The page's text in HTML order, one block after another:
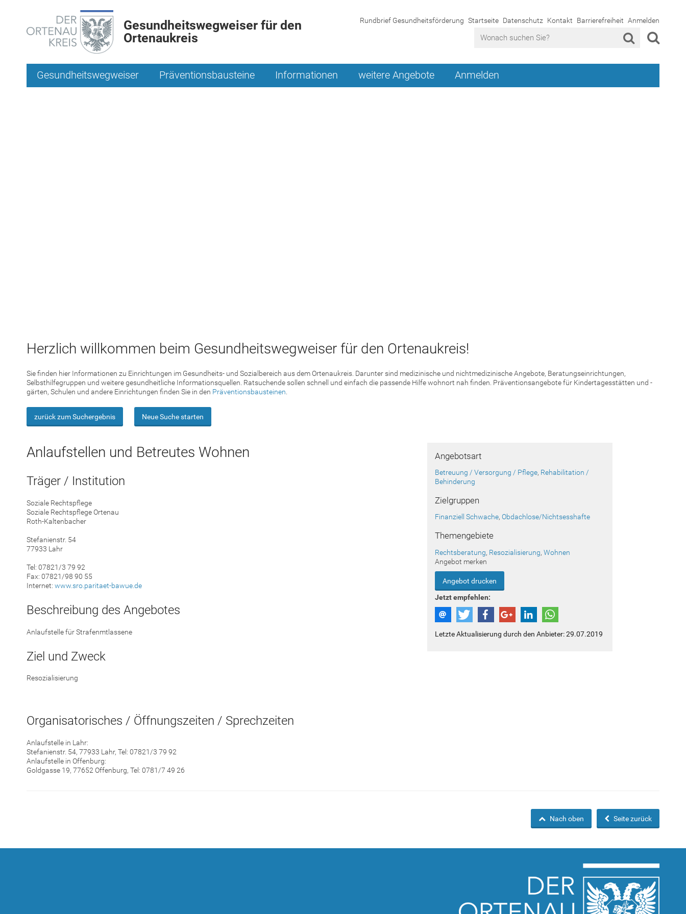
Gesundheitswegweiser für den
Ortenaukreis
Rundbrief Gesundheitsförderung Startseite Datenschutz Kontakt Barrierefreiheit Anmelden
Gesundheitswegweiser Präventionsbausteine Informationen weitere Angebote Anmelden
Herzlich willkommen beim Gesundheitswegweiser für den Ortenaukreis!
Sie finden hier Informationen zu Einrichtungen im Gesundheits- und Sozialbereich aus dem Ortenaukreis. Darunter sind medizinische und nichtmedizinische Angebote, Beratungseinrichtungen,
Selbsthilfegruppen und weitere gesundheitliche Informationsquellen. Ratsuchende sollen schnell und einfach die passende Hilfe wohnort nah finden. Präventionsangebote für Kindertagesstätten und -
gärten, Schulen und andere Einrichtungen finden Sie in den Präventionsbausteinen
zurück zum Suchergebnis Neue Suche starten
Anlaufstellen und Betreutes Wohnen
Träger / Institution
Soziale Rechtspflege
Soziale Rechtspflege Ortenau
Roth-Kaltenbacher
Stefanienstr. 54
77933 Lahr
Tel: 07821/3 79 92
Fax: 07821/98 90 55
Internet: www.sro.paritaet-bawue.de
Beschreibung des Angebotes
Anlaufstelle für Strafenmtlassene
Ziel und Zweck
Resozialisierung
Organisatorisches / Öffnungszeiten / Sprechzeiten
Anlaufstelle in Lahr:
Stefanienstr. 54, 77933 Lahr, Tel: 07821/3 79 92
Anlaufstelle in Offenburg:
Goldgasse 19, 77652 Offenburg, Tel: 0781/7 49 26
Angebotsart
Betreuung / Versorgung / Pflege, Rehabilitation /
Behinderung
Zielgruppen
Finanziell Schwache,Obdachlose/Nichtsesshafte
Themengebiete
Rechtsberatung, Resozialisierung,Wohnen
Angebot merken
Angebot drucken
Jetzt empfehlen:
Letzte Aktualisierung durch den Anbieter: 29.07.2019
Seite zurück
Nach oben